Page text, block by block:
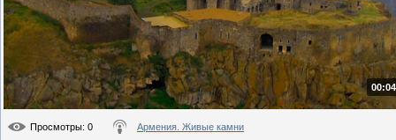
Просмотры: 0 Армения. Живые камни